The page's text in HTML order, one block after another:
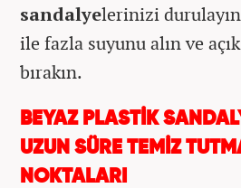
sandalyelerinizi
ile fazla suyunu alın ve
bırakın.
BEYAZ PLASTİK
UZUN SÜRE TEMİZ
NOKTALARI